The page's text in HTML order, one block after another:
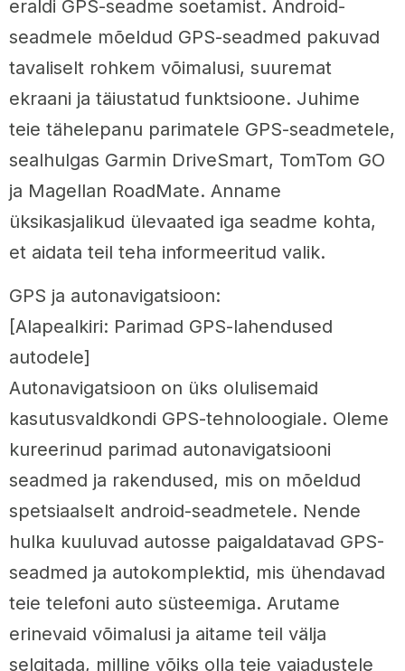
eraldi GPS-seadme soetamist. Android-
seadmele mõeldud GPS-seadmed pakuvad
tavaliselt rohkem võimalusi, suuremat
ekraani ja täiustatud funktsioone. Juhime
teie tähelepanu parimatele GPS-seadmetele,
sealhulgas Garmin DriveSmart, TomTom GO
ja Magellan RoadMate. Anname
üksikasjalikud ülevaated iga seadme kohta,
et aidata teil teha informeeritud valik.
GPS ja autonavigatsioon:
[Alapealkiri: Parimad GPS-lahendused
autodele]
Autonavigatsioon on üks olulisemaid
kasutusvaldkondi GPS-tehnoloogiale. Oleme
kureerinud parimad autonavigatsiooni
seadmed ja rakendused, mis on mõeldud
spetsiaalselt android-seadmetele. Nende
hulka kuuluvad autosse paigaldatavad GPS-
seadmed ja autokomplektid, mis ühendavad
teie telefoni auto süsteemiga. Arutame
erinevaid võimalusi ja aitame teil välja
selgitada, milline võiks olla teie vajadustele